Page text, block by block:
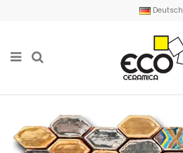
Deutsch